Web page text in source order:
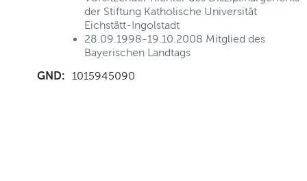
der Stiftung Katholische Universität
Eichstätt-Ingolstadt
28.09.1998-19.10.2008 Mitglied des
Bayerischen Landtags
GND: 1015945090